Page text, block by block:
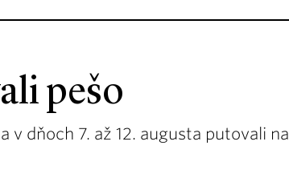
pešo
dňoch 7. až 12. augusta putovali na